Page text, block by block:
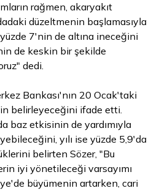
rağmen, akaryakıt
düzeltmenin başlamasıyla
7'nin de altına ineceğini
de keskin bir şekilde
dedi.
Bankası'nın 20 Ocak'taki
belirleyeceğini ifade etti.
baz etkisinin de yardımıyla
yılı ise yüzde 5,9'da
belirten Sözer, "Bu
iyi yönetileceği varsayımı
büyümenin artarken, cari